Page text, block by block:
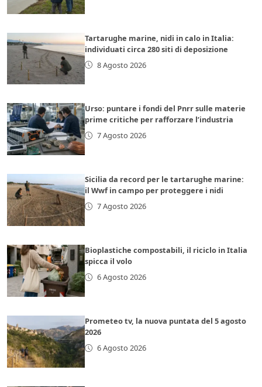
Tartarughe marine, nidi in calo in Italia:
individuati circa 280 siti di deposizione
8 Agosto 2026
Urso: puntare i fondi del Pnrr sulle materie
prime critiche per rafforzare l’industria
7 Agosto 2026
Sicilia da record per le tartarughe marine:
il Wwf in campo per proteggere i nidi
7 Agosto 2026
Bioplastiche compostabili, il riciclo in Italia
spicca il volo
6 Agosto 2026
Prometeo tv, la nuova puntata del 5 agosto
2026
6 Agosto 2026